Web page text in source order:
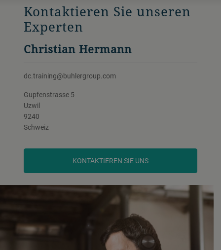
Kontaktieren Sie unseren
Experten
Christian Hermann
dc.training@buhlergroup.com
Gupfenstrasse 5
Uzwil
9240
Schweiz
KONTAKTIEREN SIE UNS